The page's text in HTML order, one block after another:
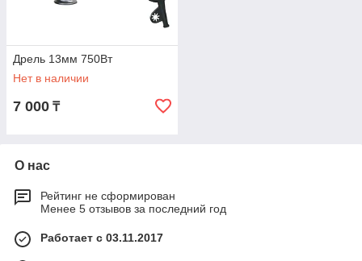
Дрель 13мм 750Вт
Нет в наличии
7 000 ₸
О нас
Рейтинг не сформирован
Менее 5 отзывов за последний год
Работает с 03.11.2017